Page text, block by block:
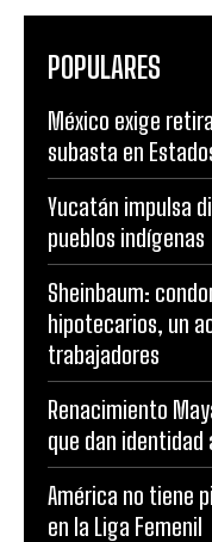
POPULARES
México exige
subasta en
Yucatán impulsa
pueblos indígenas
Sheinbaum:
hipotecarios, un
trabajadores
Renacimiento
que dan identidad
América no tiene
en la Liga Femenil